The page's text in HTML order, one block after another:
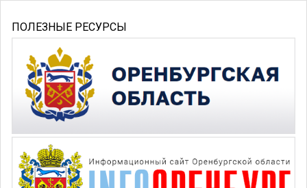
ПОЛЕЗНЫЕ РЕСУРСЫ